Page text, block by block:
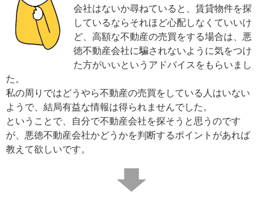
会社はないか尋ねていると、賃貸物件を探
しているならそれほど心配しなくていいけ
ど、高額な不動産の売買をする場合は、悪
徳不動産会社に騙されないように気をつけ
た方がいいというアドバイスをもらいまし
た。
私の周りではどうやら不動産の売買をしている人はいない
ようで、結局有益な情報は得られませんでした。
ということで、自分で不動産会社を探そうと思うのです
が、悪徳不動産会社かどうかを判断するポイントがあれば
教えて欲しいです。